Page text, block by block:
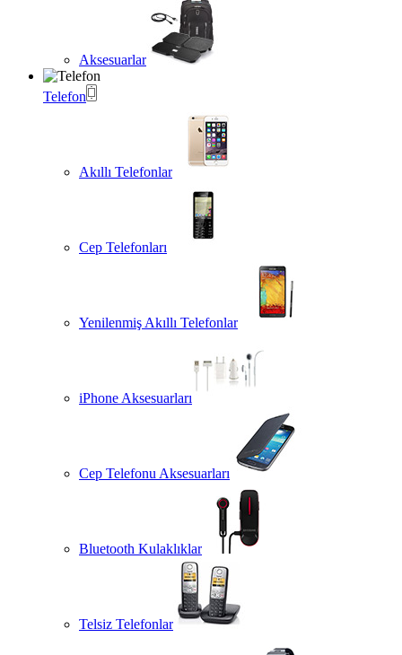
Aksesuarlar
Telefon
Akıllı Telefonlar
Cep Telefonları
Yenilenmiş Akıllı Telefonlar
iPhone Aksesuarları
Cep Telefonu Aksesuarları
Bluetooth Kulaklıklar
Telsiz Telefonlar